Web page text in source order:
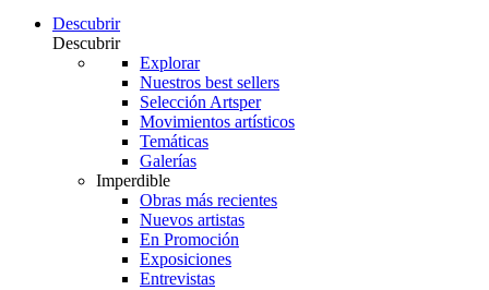
Descubrir
Descubrir
Explorar
Nuestros best sellers
Selección Artsper
Movimientos artísticos
Temáticas
Galerías
Imperdible
Obras más recientes
Nuevos artistas
En Promoción
Exposiciones
Entrevistas